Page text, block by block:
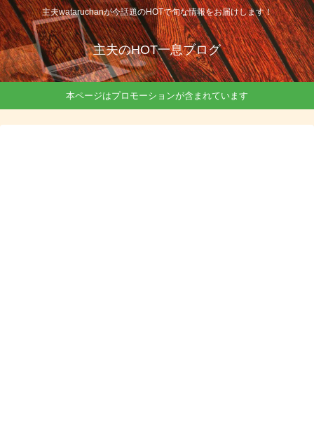
主夫wataruchanが今話題のHOTで旬な情報をお届けします！
主夫のHOT一息ブログ
本ページはプロモーションが含まれています